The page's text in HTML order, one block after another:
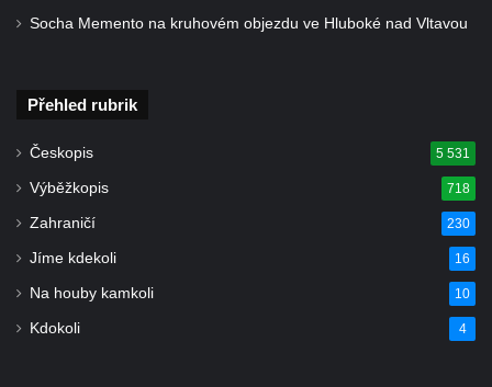
Kenotaf Ericha Ullmanna na hřbitově
nad Desnou v Tanvaldu
Tanvaldu
Kenotaf Josefa Staritze na hřbitově ve
Starých Křečanech
Hrob Antona Reintsche na hřbitově ve
Socha Memento na kruhovém objezdu ve Hluboké nad Vltavou
Přehled rubrik
Českopis 5 531
Výběžkopis 718
Zahraničí 230
Jíme kdekoli 16
Na houby kamkoli 10
Kdokoli 4